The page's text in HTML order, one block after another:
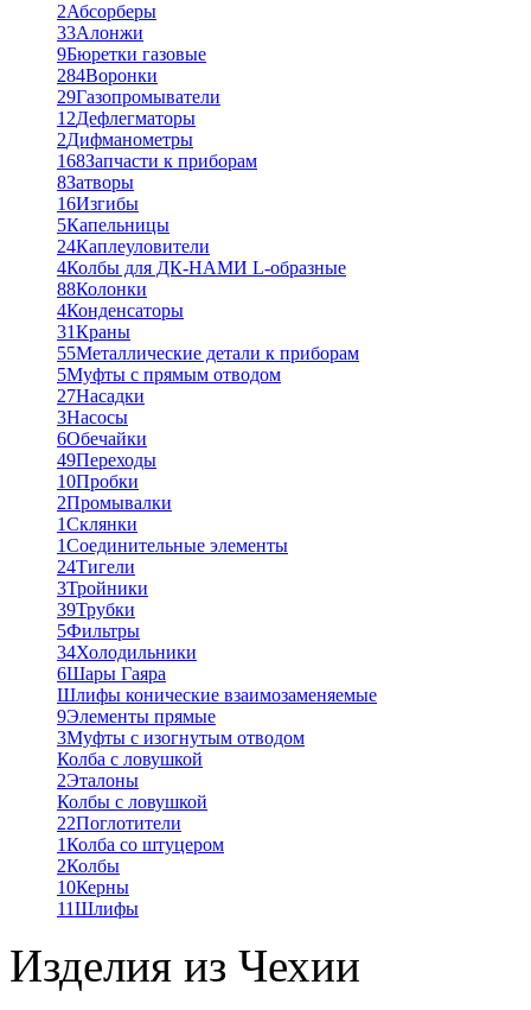
2Абсорберы
33Алонжи
9Бюретки газовые
284Воронки
29Газопромыватели
12Дефлегматоры
2Дифманометры
168Запчасти к приборам
8Затворы
16Изгибы
5Капельницы
24Каплеуловители
4Колбы для ДК-НАМИ L-образные
88Колонки
4Конденсаторы
31Краны
55Металлические детали к приборам
5Муфты с прямым отводом
27Насадки
3Насосы
6Обечайки
49Переходы
10Пробки
2Промывалки
1Склянки
1Соединительные элементы
24Тигели
3Тройники
39Трубки
5Фильтры
34Холодильники
6Шары Гаяра
Шлифы конические взаимозаменяемые
9Элементы прямые
3Муфты с изогнутым отводом
Колба с ловушкой
2Эталоны
Колбы с ловушкой
22Поглотители
1Колба со штуцером
2Колбы
10Керны
11Шлифы
Изделия из Чехии